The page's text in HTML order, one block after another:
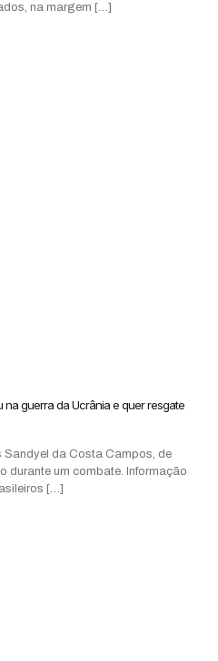
na margem […]
guerra da Ucrânia e quer resgate
Sandyel da Costa Campos, de
durante um combate. Informação
[…]